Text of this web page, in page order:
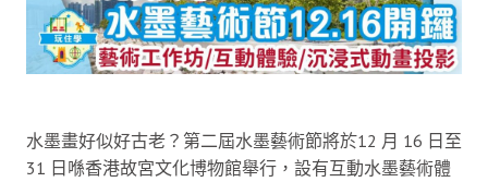
水墨畫好似好古老？第二屆水墨藝術節將於12 月 16 日至
31 日喺香港故宮文化博物館舉行，設有互動水墨藝術體